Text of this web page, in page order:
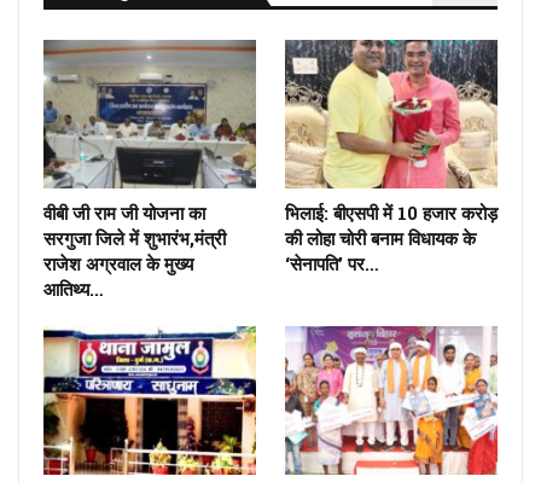
वीबी जी राम जी योजना का
सरगुजा जिले में शुभारंभ,मंत्री
राजेश अग्रवाल के मुख्य
आतिथ्य…
भिलाई: बीएसपी में 10 हजार करोड़
की लोहा चोरी बनाम विधायक के
‘सेनापति’ पर…